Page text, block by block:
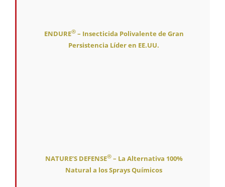
ENDURE®– Insecticida Polivalente de Gran
Persistencia Líder en EE.UU.
NATURE’S DEFENSE®– La Alternativa 100%
Natural a los Sprays Químicos